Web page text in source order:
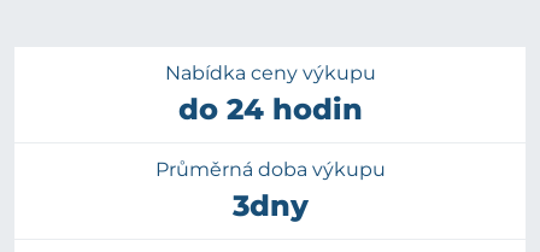
Nabídka ceny výkupu
do 24 hodin
Průměrná doba výkupu
3dny